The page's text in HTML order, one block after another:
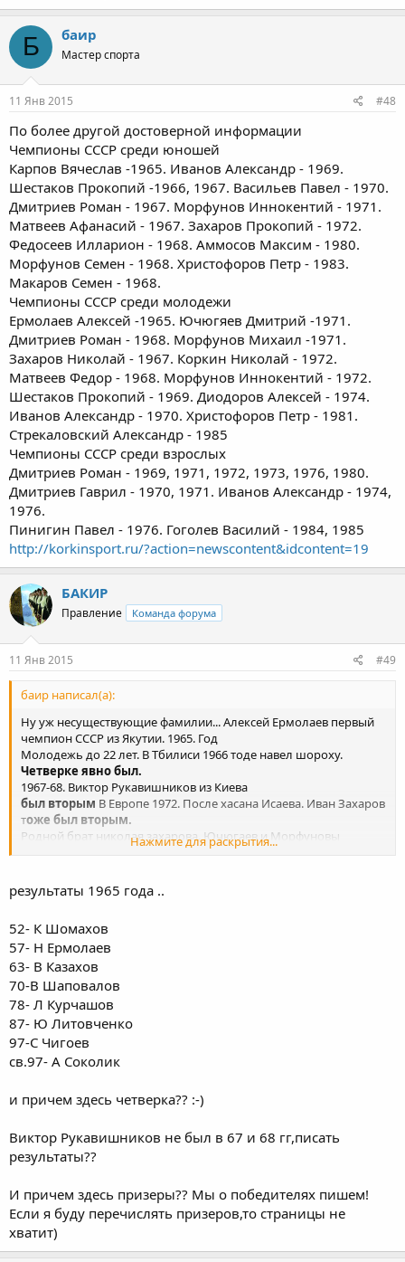
Б баир
Мастер спорта
11 Янв 2015 #48
По более другой достоверной информации
Чемпионы СССР среди юношей
Карпов Вячеслав -1965. Иванов Александр - 1969.
Шестаков Прокопий -1966, 1967. Васильев Павел - 1970.
Дмитриев Роман - 1967. Морфунов Иннокентий - 1971.
Матвеев Афанасий - 1967. Захаров Прокопий - 1972.
Федосеев Илларион - 1968. Аммосов Максим - 1980.
Морфунов Семен - 1968. Христофоров Петр - 1983.
Макаров Семен - 1968.
Чемпионы СССР среди молодежи
Ермолаев Алексей -1965. Ючюгяев Дмитрий -1971.
Дмитриев Роман - 1968. Морфунов Михаил -1971.
Захаров Николай - 1967. Коркин Николай - 1972.
Матвеев Федор - 1968. Морфунов Иннокентий - 1972.
Шестаков Прокопий - 1969. Диодоров Алексей - 1974.
Иванов Александр - 1970. Христофоров Петр - 1981.
Стрекаловский Александр - 1985
Чемпионы СССР среди взрослых
Дмитриев Роман - 1969, 1971, 1972, 1973, 1976, 1980.
Дмитриев Гаврил - 1970, 1971. Иванов Александр - 1974,
1976.
Пинигин Павел - 1976. Гоголев Василий - 1984, 1985
http://korkinsport.ru/?action=newscontent&idcontent=19
БАКИР
Правление Команда форума
11 Янв 2015 #49
баир написал(а):
Ну уж несуществующие фамилии... Алексей Ермолаев первый
чемпион СССР из Якутии. 1965. Год
Молодежь до 22 лет. В Тбилиси 1966 тоде навел шороху.
Четверке явно был.
1967-68. Виктор Рукавишников из Киева
был вторым В Европе 1972. После хасана Исаева. Иван Захаров
тоже был вторым.
Родной брат николая захарова. Ючюгаев и Морфуновы
боролись в мире по юниорам 1970 или 1969.
Нажмите для раскрытия...
результаты 1965 года ..
52- К Шомахов
57- Н Ермолаев
63- В Казахов
70-В Шаповалов
78- Л Курчашов
87- Ю Литовченко
97-С Чигоев
св.97- А Соколик
и причем здесь четверка?? :-)
Виктор Рукавишников не был в 67 и 68 гг,писать
результаты??
И причем здесь призеры?? Мы о победителях пишем!
Если я буду перечислять призеров,то страницы не
хватит)